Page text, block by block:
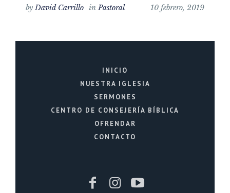
10 febrero, 2019
byDavid Carrillo inPastoral
INICIO
NUESTRA IGLESIA
SERMONES
CENTRO DE CONSEJERÍA BÍBLICA
OFRENDAR
CONTACTO